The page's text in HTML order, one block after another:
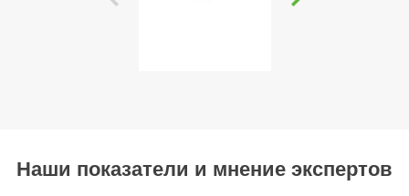
Наши показатели и мнение экспертов